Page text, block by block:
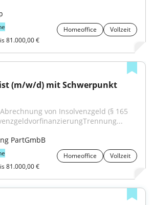
Homeoffice
Vollzeit
81.000,00 €
(m/w/d) mit Schwerpunkt
von Insolvenzgeld (§ 165
PartGmbB
Homeoffice
Vollzeit
81.000,00 €